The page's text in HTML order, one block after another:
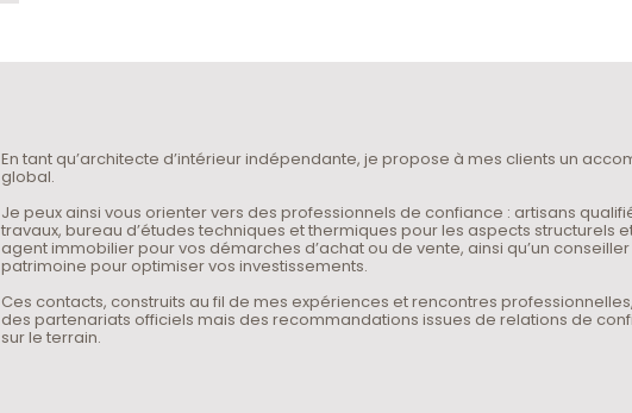
En tant qu’architecte d’intérieur indépendante, je propose à mes clients un
global.
Je peux ainsi vous orienter vers des professionnels de confiance : artisans
travaux, bureau d’études techniques et thermiques pour les aspects structurels
agent immobilier pour vos démarches d’achat ou de vente, ainsi qu’un
patrimoine pour optimiser vos investissements.
Ces contacts, construits au fil de mes expériences et rencontres
des partenariats officiels mais des recommandations issues de relations de
sur le terrain.